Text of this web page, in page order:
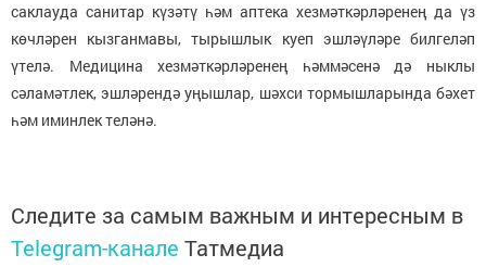
саклауда санитар күзәтү һәм аптека хезмәткәрләренең да үз
көчләрен кызганмавы, тырышлык куеп эшләүләре билгеләп
үтелә. Медицина хезмәткәрләренең һәммәсенә дә ныклы
сәламәтлек, эшләрендә уңышлар, шәхси тормышларында бәхет
һәм иминлек теләнә.
Следите за самым важным и интересным в
Telegram-канале Татмедиа